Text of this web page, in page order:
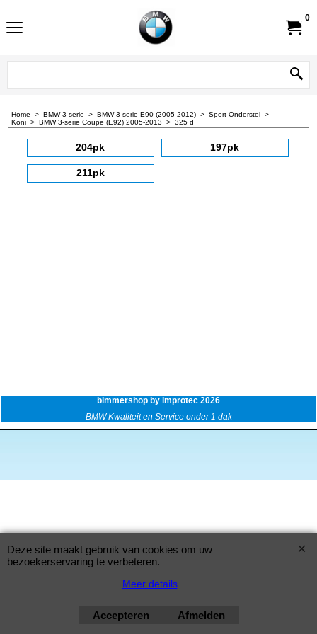
0
Home > BMW 3-serie > BMW 3-serie E90 (2005-2012) > Sport Onderstel >
Koni > BMW 3-serie Coupe (E92) 2005-2013 > 325 d
204pk 197pk
211pk
bimmershop by improtec 2026
BMW Kwaliteit en Service onder 1 dak
Deze site maakt gebruik van cookies om uw
bezoekerservaring te verbeteren.
Meer details
Accepteren Afmelden